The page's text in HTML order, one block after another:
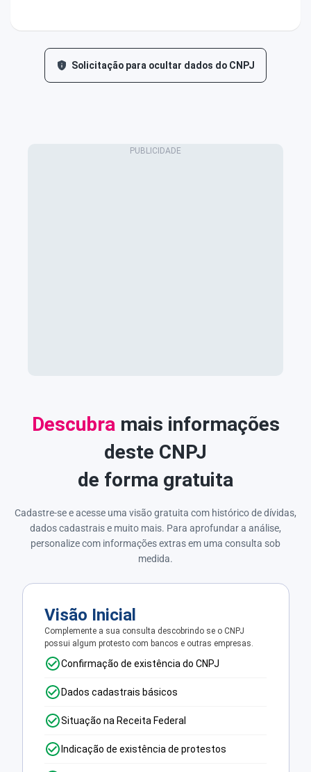
Solicitação para ocultar dados do CNPJ
Descubra mais informações
deste CNPJ
de forma gratuita
Cadastre-se e acesse uma visão gratuita com histórico de dívidas,
dados cadastrais e muito mais. Para aprofundar a análise,
personalize com informações extras em uma consulta sob
medida.
Visão Inicial
Complemente a sua consulta descobrindo se o CNPJ
possui algum protesto com bancos e outras empresas.
Confirmação de existência do CNPJ
Dados cadastrais básicos
Situação na Receita Federal
Indicação de existência de protestos